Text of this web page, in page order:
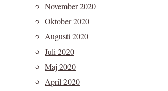
November 2020
Oktober 2020
Augusti 2020
Juli 2020
Maj 2020
April 2020